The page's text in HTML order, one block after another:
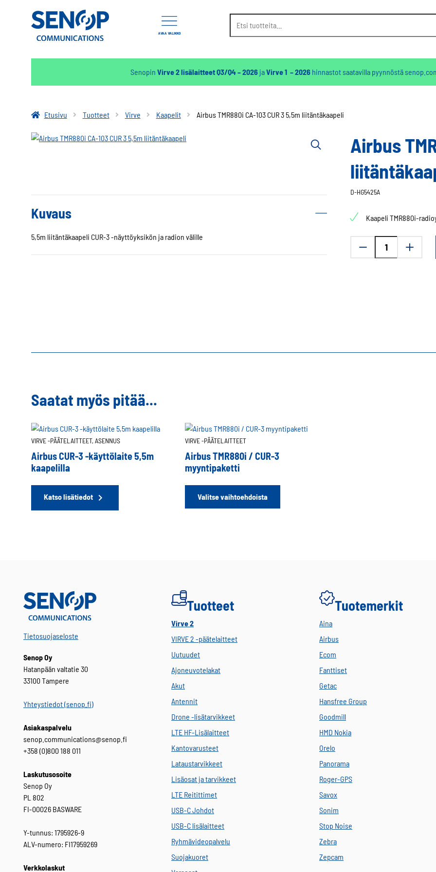
AVAA VALIKKO
Senopin Virve 2 lisälaitteet Q3/Q4 – 2026jaVirve 1 – 2026hinnastot saatavilla pyynnöstä
Etusivu
Tuotteet Virve Kaapelit Airbus TMR880i CA-103 CUR 3 5,5m liitäntäkaapeli
Airbus
D-HG5425A
Kaapeli TMR880i-
Kuvaus
5,5m liitäntäkaapeli CUR-3 -näyttöyksikön ja radion välille
Saatat myös pitää...
VIRVE -PÄÄTELAITTEET, ASENNUS
Airbus CUR-3 -käyttölaite 5,5m
kaapelilla
Katso lisätiedot
VIRVE -PÄÄTELAITTEET
Airbus TMR880i / CUR-3
myyntipaketti
Valitse vaihtoehdoista
Tietosuojaseloste
Senop Oy
Hatanpään valtatie 30
33100 Tampere
Yhteystiedot (senop.fi)
Asiakaspalvelu
senop.communications@senop.fi
+358 (0)800 188 011
Laskutusosoite
Senop Oy
PL 802
FI-00026 BASWARE
Y-tunnus: 1795926-9
ALV-numero: FI17959269
Verkkolaskut
Tuotteet
Virve 2
VIRVE 2 -päätelaitteet
Uutuudet
Ajoneuvotelakat
Akut
Antennit
Drone -lisätarvikkeet
LTE HF-Lisälaitteet
Kantovarusteet
Lataustarvikkeet
Lisäosat ja tarvikkeet
LTE Reitittimet
USB-C Johdot
USB-C lisälaitteet
Ryhmävideopalvelu
Suojakuoret
Tuotemerkit
Aina
Airbus
Ecom
Fanttiset
Getac
Hansfree Group
Goodmill
HMD Nokia
Orelo
Panorama
Roger-GPS
Savox
Sonim
Stop Noise
Zebra
Zepcam